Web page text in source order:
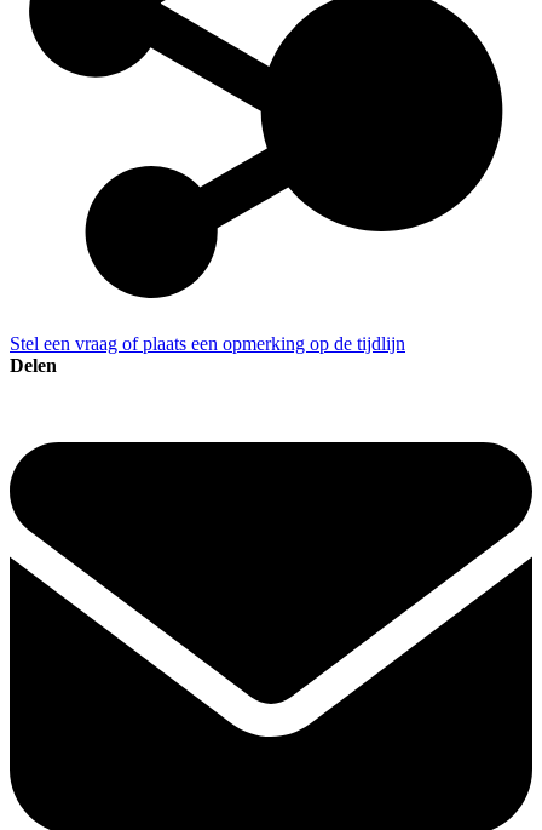
Stel een vraag of plaats een opmerking op de tijdlijn
Delen